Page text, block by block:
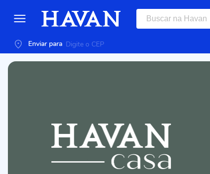
Enviar para